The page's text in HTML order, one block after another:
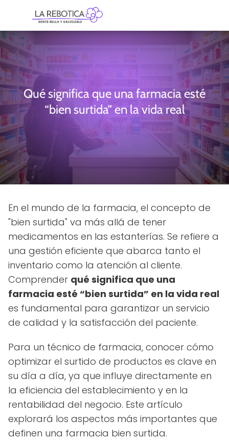
Qué significa que una farmacia esté
“bien surtida” en la vida real
En el mundo de la farmacia, el concepto de
"bien surtida" va más allá de tener
medicamentos en las estanterías. Se refiere a
una gestión eficiente que abarca tanto el
inventario como la atención al cliente.
Comprender qué significa que una
farmacia esté “bien surtida” en la vida real
es fundamental para garantizar un servicio
de calidad y la satisfacción del paciente.
Para un técnico de farmacia, conocer cómo
optimizar el surtido de productos es clave en
su día a día, ya que influye directamente en
la eficiencia del establecimiento y en la
rentabilidad del negocio. Este artículo
explorará los aspectos más importantes que
definen una farmacia bien surtida.